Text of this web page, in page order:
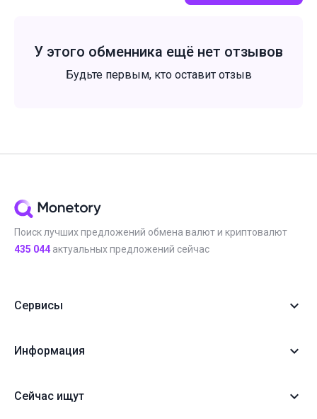
У этого обменника ещё нет отзывов
Будьте первым, кто оставит отзыв
Поиск лучших предложений обмена валют и криптовалют
435 044 актуальных предложений сейчас
Сервисы
Информация
Сейчас ищут